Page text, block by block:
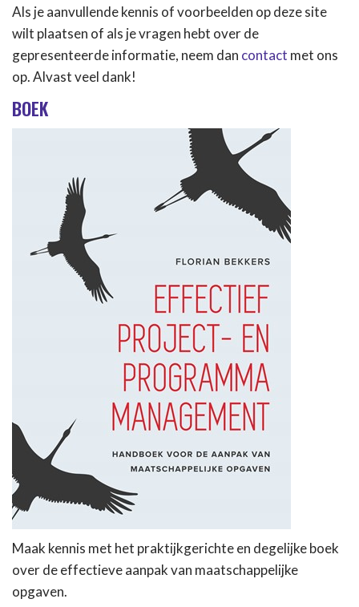
Als je aanvullende kennis of voorbeelden op deze site
wilt plaatsen of als je vragen hebt over de
gepresenteerde informatie, neem dan contact met ons
op. Alvast veel dank!
BOEK
Maak kennis met het praktijkgerichte en degelijke boek
over de effectieve aanpak van maatschappelijke
opgaven.